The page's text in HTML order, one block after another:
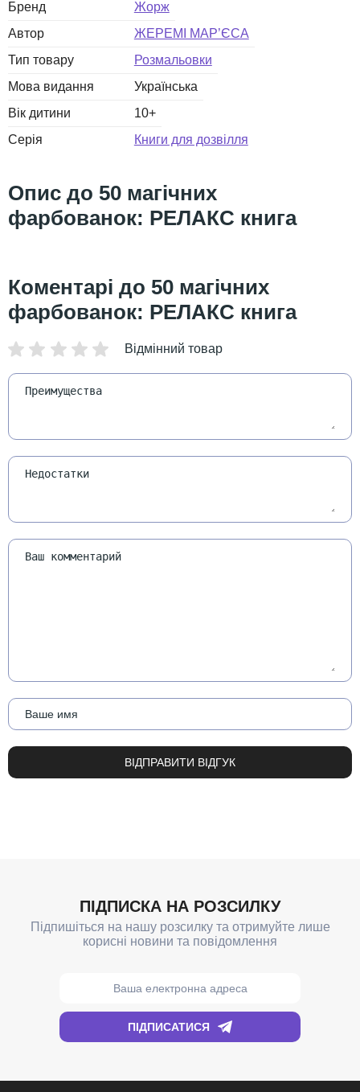
Бренд
Жорж
Автор
ЖЕРЕМІ МАР’ЄСА
Тип товару
Розмальовки
Мова видання
Українська
Вік дитини
10+
Серія
Книги для дозвілля
50 магічних
фарбованок: РЕЛАКС книга
50 магічних
фарбованок: РЕЛАКС книга